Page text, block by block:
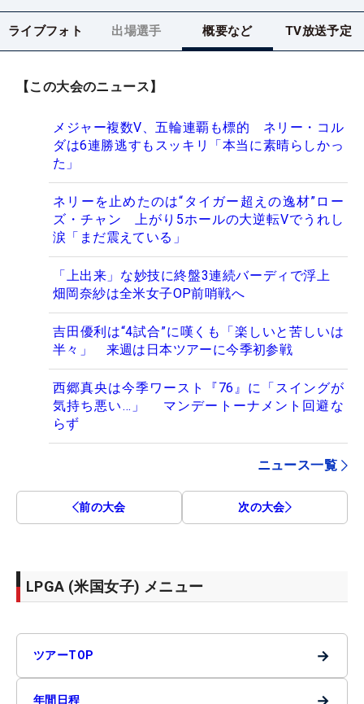
ライブフォト 出場選手 概要など TV放送予定
【この大会のニュース】
メジャー複数V、五輪連覇も標的 ネリー・コル
ダは6連勝逃すもスッキリ「本当に素晴らしかっ
た」
ネリーを止めたのは“タイガー超えの逸材”ロー
ズ・チャン 上がり5ホールの大逆転Vでうれし
涙「まだ震えている」
「上出来」な妙技に終盤3連続バーディで浮上
畑岡奈紗は全米女子OP前哨戦へ
吉田優利は“4試合”に嘆くも「楽しいと苦しいは
半々」 来週は日本ツアーに今季初参戦
西郷真央は今季ワースト『76』に「スイングが
気持ち悪い…」 マンデートーナメント回避な
らず
ニュース一覧
前の大会 次の大会
LPGA (米国女子) メニュー
ツアーTOP →
年間日程 →